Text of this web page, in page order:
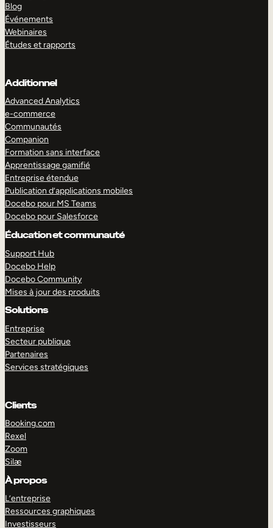
Blog
Événements
Webinaires
Études et rapports
Additionnel
Advanced Analytics
e-commerce
Communautés
Companion
Formation sans interface
Apprentissage gamifié
Entreprise étendue
Publication d’applications mobiles
Docebo pour MS Teams
Docebo pour Salesforce
Éducation et communauté
Support Hub
Docebo Help
Docebo Community
Mises à jour des produits
Solutions
Entreprise
Secteur publique
Partenaires
Services stratégiques
Clients
Booking.com
Rexel
Zoom
Silæ
À propos
L’entreprise
Ressources graphiques
Investisseurs